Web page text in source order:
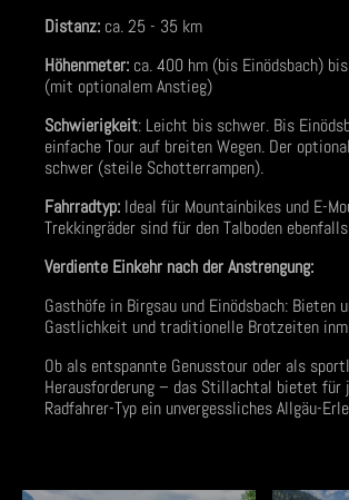
Distanz: ca. 25 - 35 km
Höhenmeter: ca. 400 hm (bis Einödsbach)
(mit optionalem Anstieg)
Schwierigkeit: Leicht bis schwer. Bis
einfache Tour auf breiten Wegen. Der
schwer (steile Schotterrampen).
Fahrradtyp: Ideal für Mountainbikes und E-
Trekkingräder sind für den Talboden
Verdiente Einkehr nach der Anstrengung:
Gasthöfe in Birgsau und Einödsbach: Bieten
Gastlichkeit und traditionelle Brotzeiten
Ob als entspannte Genusstour oder als
Herausforderung – das Stillachtal bietet für
Radfahrer-Typ ein unvergessliches Allgäu-